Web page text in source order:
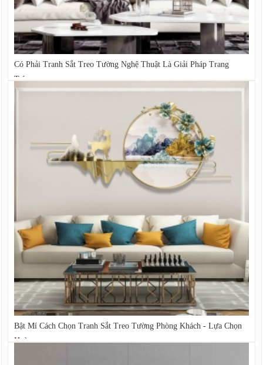
Có Phải Tranh Sắt Treo Tường Nghệ Thuật Là Giải Pháp Trang
Trí...
Bật Mí Cách Chọn Tranh Sắt Treo Tường Phòng Khách - Lựa Chọn
Hoàn...